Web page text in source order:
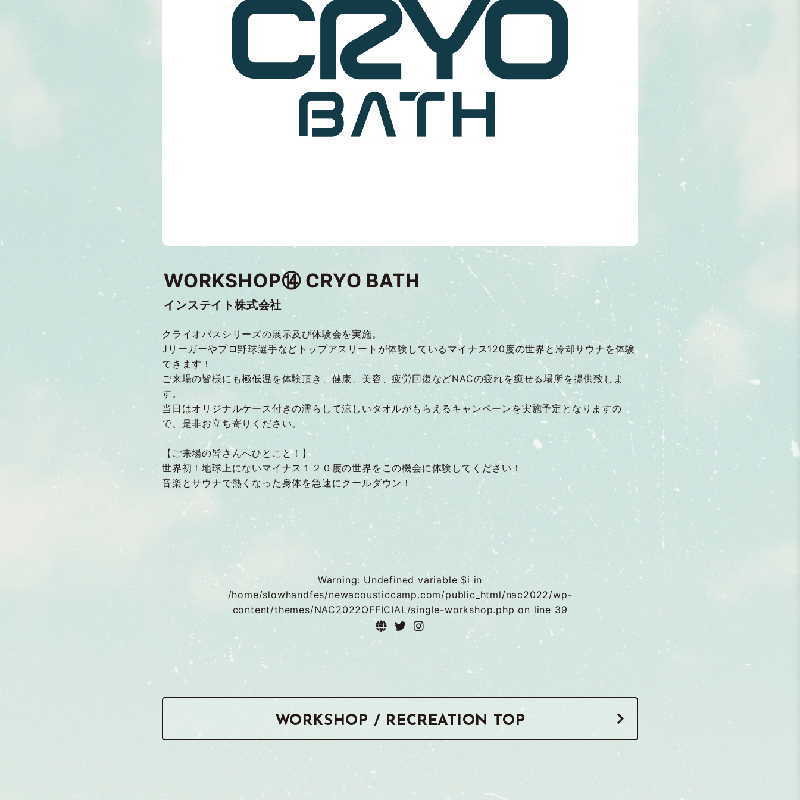
WORKSHOP⑭ CRYO BATH
インステイト株式会社
クライオバスシリーズの展示及び体験会を実施。
Jリーガーやプロ野球選手などトップアスリートが体験しているマイナス120度の世界と冷却サウナを体験
できます！
ご来場の皆様にも極低温を体験頂き、健康、美容、疲労回復などNACの疲れを癒せる場所を提供致しま
す。
当日はオリジナルケース付きの濡らして涼しいタオルがもらえるキャンペーンを実施予定となりますの
で、是非お立ち寄りください。
【ご来場の皆さんへひとこと！】
世界初！地球上にないマイナス１２０度の世界をこの機会に体験してください！
音楽とサウナで熱くなった身体を急速にクールダウン！
Warning: Undefined variable $i in
/home/slowhandfes/newacousticcamp.com/public_html/nac2022/wp-
content/themes/NAC2022OFFICIAL/single-workshop.php on line 39
WORKSHOP / RECREATION TOP